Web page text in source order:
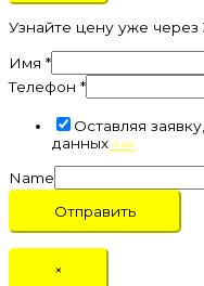
Узнайте цену уже через
Имя *
Телефон *
Оставляя
данных »»»
Name
Отправить
×